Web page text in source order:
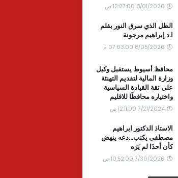
8/01/2026 12:27:00 ص
الظل الذي سرق النور بقلم
ا.د إبراهيم مرجونة
8/05/2026 07:03:00 م
محافظ أسيوط يستقبل وكيل
وزارة المالية لتقديم التهنئة
على ثقة القيادة السياسية
واختياره محافظًا للاقليم
7/21/2024 12:11:00 ص
الاستاذ الدكتور ابراهيم
مصطفى يكتب...دعه ينهض
كأن أحدًا لم يَرَه
7/30/2026 10:52:00 ص